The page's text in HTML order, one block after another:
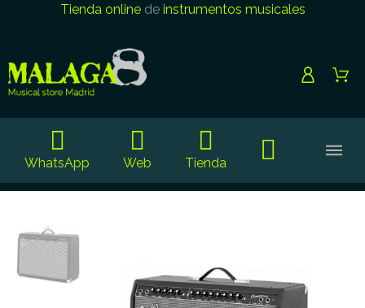
Tienda onlinede instrumentos musicales
WhatsApp Web Tienda